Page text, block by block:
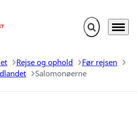
Fold søgefelt
Menu
Rejse og ophold
Før rejsen
Salomonøerne